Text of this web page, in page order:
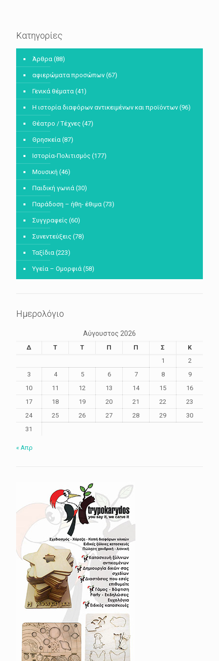
Κατηγορίες
Άρθρα (88)
αφιερώματα προσώπων (67)
Γενικά θέματα (41)
Η ιστορία διαφόρων αντικειμένων και προϊόντων (96)
Θέατρο / Τέχνες (47)
Θρησκεία (87)
Ιστορία-Πολιτισμός (177)
Μουσική (46)
Παιδική γωνιά (30)
Παράδοση – ήθη- έθιμα (73)
Συγγραφείς (60)
Συνεντεύξεις (78)
Ταξίδια (223)
Υγεία – Ομορφιά (58)
Ημερολόγιο
Αύγουστος 2026
Δ Τ Τ Π Π Σ
Κ
1
2
3
4 5 6 7 8
9
10
11 12 13 14 15
16
17
18 19 20 21 22
23
24
25 26 27 28 29
30
31
« Απρ